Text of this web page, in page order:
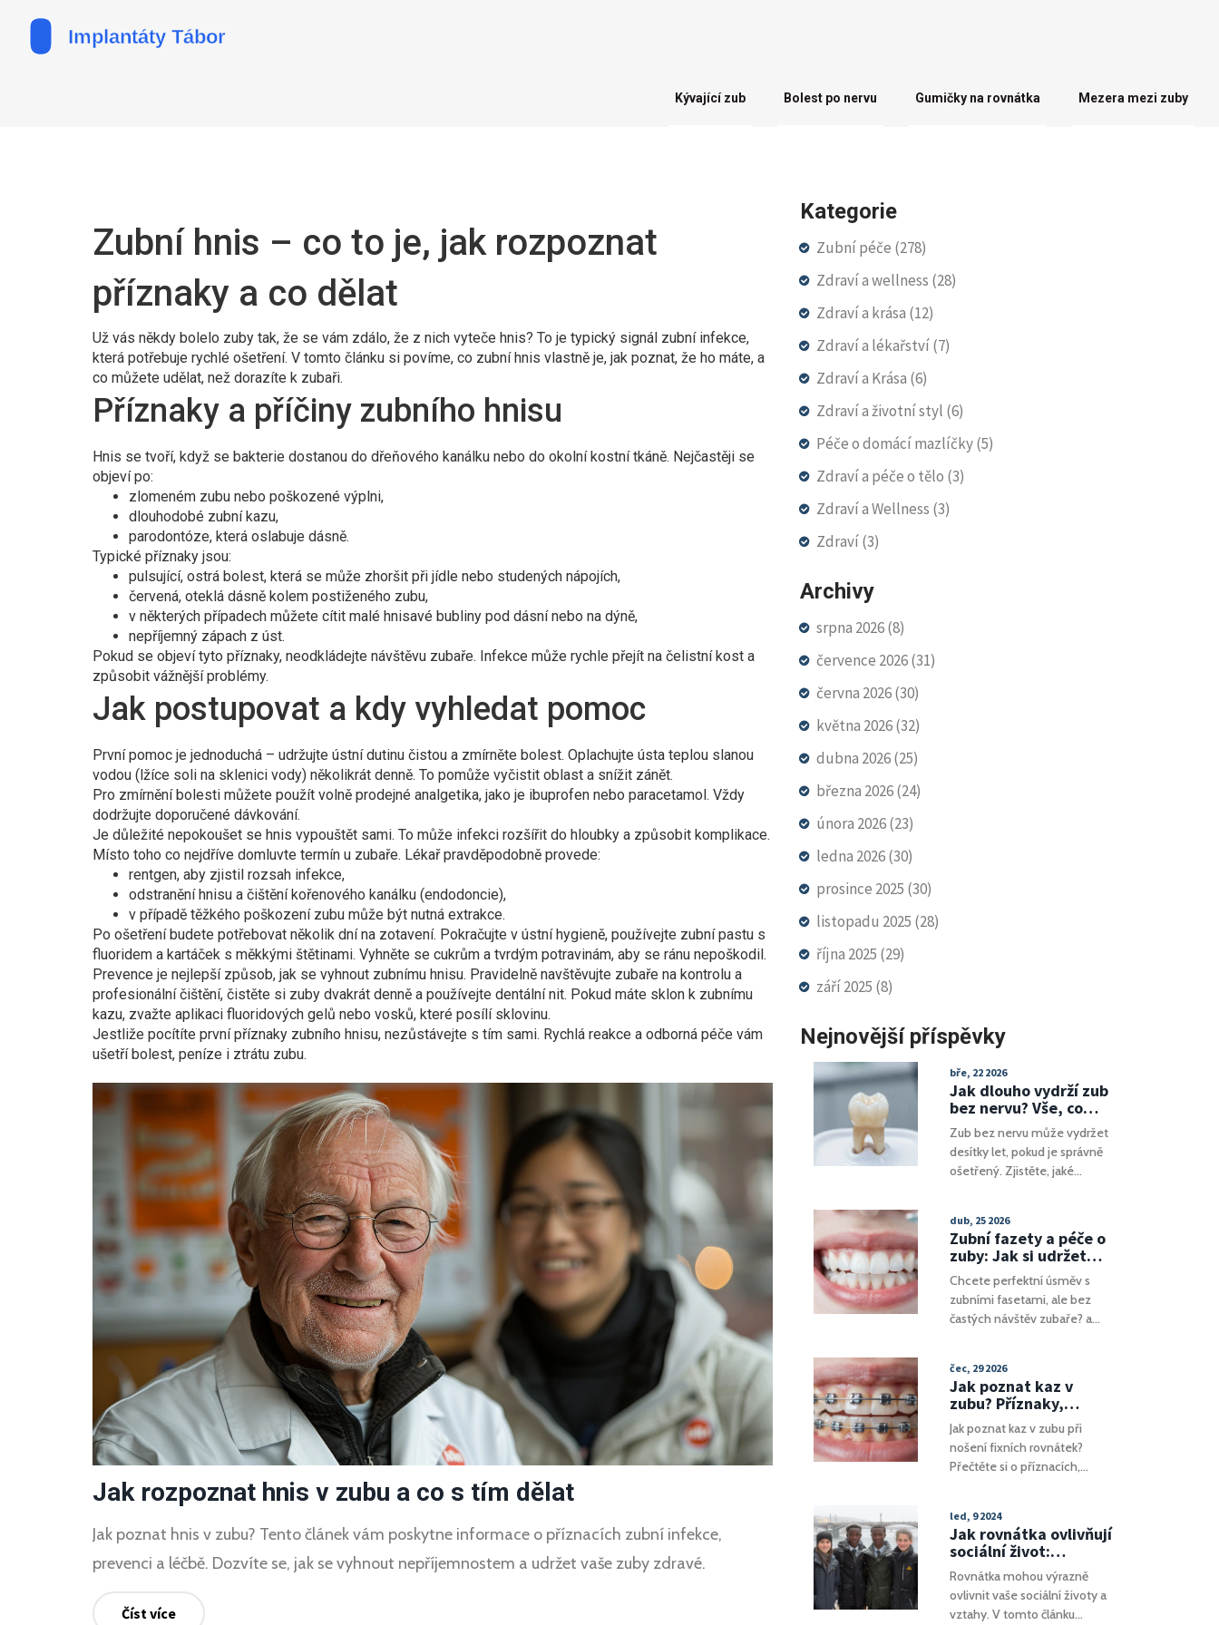
Kývající zub Bolest po nervu Gumičky na rovnátka Mezera mezi zuby
Zubní hnis – co to je, jak rozpoznat
příznaky a co dělat
Už vás někdy bolelo zuby tak, že se vám zdálo, že z nich vyteče hnis? To je typický signál zubní infekce,
která potřebuje rychlé ošetření. V tomto článku si povíme, co zubní hnis vlastně je, jak poznat, že ho máte, a
co můžete udělat, než dorazíte k zubaři.
Příznaky a příčiny zubního hnisu
Hnis se tvoří, když se bakterie dostanou do dřeňového kanálku nebo do okolní kostní tkáně. Nejčastěji se
objeví po:
zlomeném zubu nebo poškozené výplni,
dlouhodobé zubní kazu,
parodontóze, která oslabuje dásně.
Typické příznaky jsou:
pulsující, ostrá bolest, která se může zhoršit při jídle nebo studených nápojích,
červená, oteklá dásně kolem postiženého zubu,
v některých případech můžete cítit malé hnisavé bubliny pod dásní nebo na dýně,
nepříjemný zápach z úst.
Pokud se objeví tyto příznaky, neodkládejte návštěvu zubaře. Infekce může rychle přejít na čelistní kost a
způsobit vážnější problémy.
Jak postupovat a kdy vyhledat pomoc
První pomoc je jednoduchá – udržujte ústní dutinu čistou a zmírněte bolest. Oplachujte ústa teplou slanou
vodou (lžíce soli na sklenici vody) několikrát denně. To pomůže vyčistit oblast a snížit zánět.
Pro zmírnění bolesti můžete použít volně prodejné analgetika, jako je ibuprofen nebo paracetamol. Vždy
dodržujte doporučené dávkování.
Je důležité nepokoušet se hnis vypouštět sami. To může infekci rozšířit do hloubky a způsobit komplikace.
Místo toho co nejdříve domluvte termín u zubaře. Lékař pravděpodobně provede:
rentgen, aby zjistil rozsah infekce,
odstranění hnisu a čištění kořenového kanálku (endodoncie),
v případě těžkého poškození zubu může být nutná extrakce.
Po ošetření budete potřebovat několik dní na zotavení. Pokračujte v ústní hygieně, používejte zubní pastu s
fluoridem a kartáček s měkkými štětinami. Vyhněte se cukrům a tvrdým potravinám, aby se ránu nepoškodil.
Prevence je nejlepší způsob, jak se vyhnout zubnímu hnisu. Pravidelně navštěvujte zubaře na kontrolu a
profesionální čištění, čistěte si zuby dvakrát denně a používejte dentální nit. Pokud máte sklon k zubnímu
kazu, zvažte aplikaci fluoridových gelů nebo vosků, které posílí sklovinu.
Jestliže pocítíte první příznaky zubního hnisu, nezůstávejte s tím sami. Rychlá reakce a odborná péče vám
ušetří bolest, peníze i ztrátu zubu.
Jak rozpoznat hnis v zubu a co s tím dělat
Jak poznat hnis v zubu? Tento článek vám poskytne informace o příznacích zubní infekce,
prevenci a léčbě. Dozvíte se, jak se vyhnout nepříjemnostem a udržet vaše zuby zdravé.
Číst více
Kategorie
Zubní péče (278)
Zdraví a wellness (28)
Zdraví a krása (12)
Zdraví a lékařství(7)
Zdraví a Krása (6)
Zdraví a životní styl (6)
Péče o domácí mazlíčky(5)
Zdraví a péče o tělo (3)
Zdraví a Wellness (3)
Zdraví(3)
Archivy
srpna 2026(8)
července 2026(31)
června 2026(30)
května 2026(32)
dubna 2026(25)
března 2026(24)
února 2026(23)
ledna 2026(30)
prosince 2025 (30)
listopadu 2025 (28)
října 2025 (29)
září 2025 (8)
Nejnovější příspěvky
bře, 22 2026
Jak dlouho vydrží zub
bez nervu? Vše, co
potřebujete vědět o
životnosti po
kořenové léčbě
Zub bez nervu může vydržet
desítky let, pokud je správně
ošetřený. Zjistěte, jaké
klíčová a co dělat, abyste zub
zachránili.
dub, 25 2026
Zubní fazety a péče o
zuby: Jak si udržet
úsměv bez zbytečných
návštěv stomatologa
Chcete perfektní úsměv s
zubními fasetami, ale bez
častých návštěv zubaře? a
fasety a zabránit kazům.
čec, 29 2026
Jak poznat kaz v
zubu? Příznaky,
bolest a rizika při
fixních rovnátkách
Jak poznat kaz v zubu při
nošení fixních rovnátek?
Přečtěte si o příznacích,
zubů.
led, 9 2024
Jak rovnátka ovlivňují
sociální život:
Důležité informace
Rovnátka mohou výrazně
ovlivnit vaše sociální životy a
vztahy. V tomto článku